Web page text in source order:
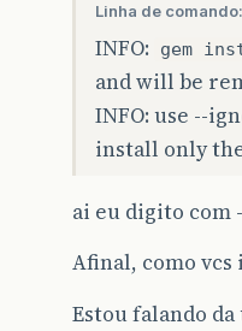
Linha de comando:
INFO: gem
and will be
INFO: use --
install only
ai eu digito com
Afinal, como vcs
Estou falando